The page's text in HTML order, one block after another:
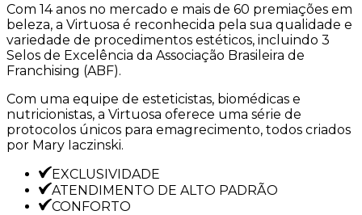
Com 14 anos no mercado e mais de 60 premiações em
beleza, a Virtuosa é reconhecida pela sua qualidade e
variedade de procedimentos estéticos, incluindo 3
Selos de Excelência da Associação Brasileira de
Franchising (ABF).
Com uma equipe de esteticistas, biomédicas e
nutricionistas, a Virtuosa oferece uma série de
protocolos únicos para emagrecimento, todos criados
por Mary Iaczinski.
EXCLUSIVIDADE
ATENDIMENTO DE ALTO PADRÃO
CONFORTO